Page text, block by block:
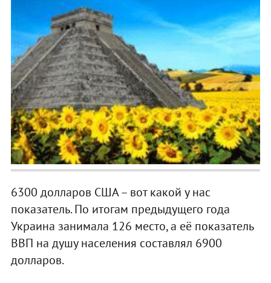
6300 долларов США – вот какой у нас
показатель. По итогам предыдущего года
Украина занимала 126 место, а её показатель
ВВП на душу населения составлял 6900
долларов.